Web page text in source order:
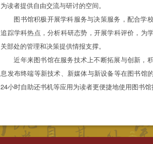
为读者提供自由交流与研讨的空间。
图书馆积极开展学科服务与决策服务，配合学
追踪学科热点，分析科研态势，开展学科评价，为
关部处的管理和决策提供情报支撑。
近年来图书馆在服务技术上不断拓展与创新，
息发布终端等新技术、新媒体与新设备等在图书馆
24小时自助还书机等应用为读者更便捷地使用图书馆